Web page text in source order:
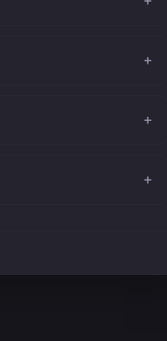
+
+
+